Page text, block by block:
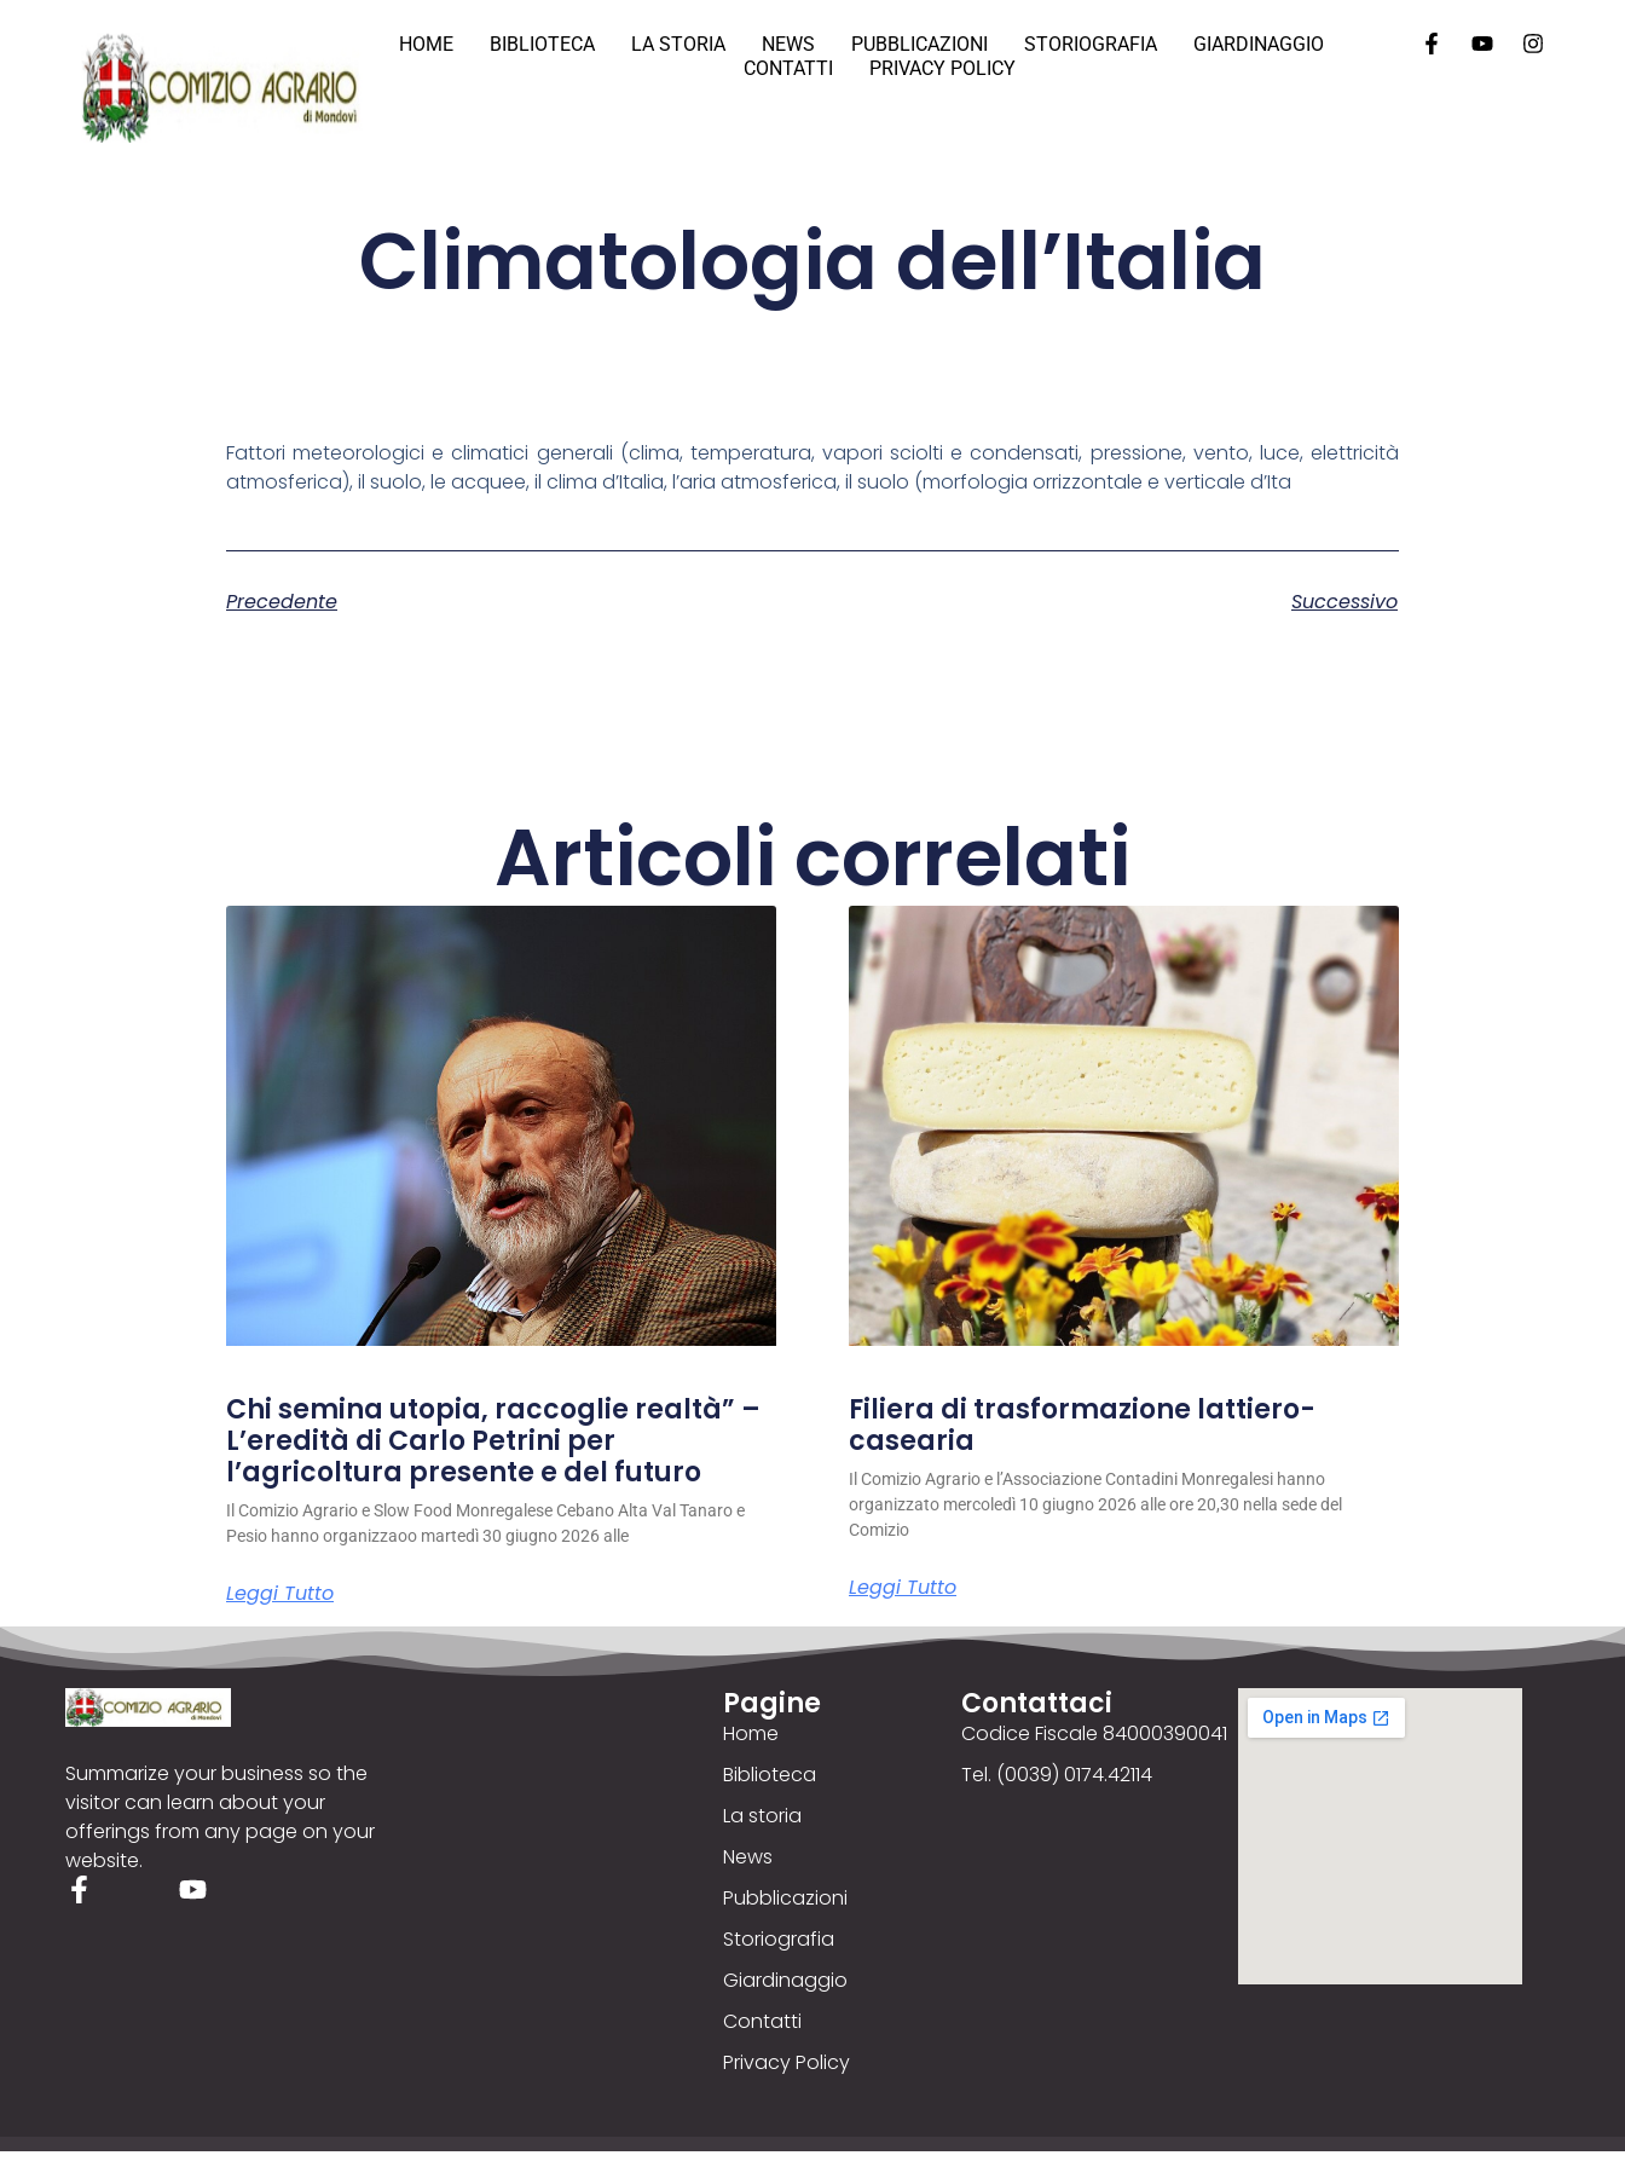
HOME BIBLIOTECA LA STORIA NEWS PUBBLICAZIONI STORIOGRAFIA
GIARDINAGGIO
CONTATTI
PRIVACY POLICY
Climatologia dell’Italia
Fattori meteorologici e climatici generali (clima, temperatura, vapori sciolti e condensati, pressione, vento, luce, elettricità
atmosferica), il suolo, le acquee, il clima d’Italia, l’aria atmosferica, il suolo (morfologia orrizzontale e verticale d’Ita
Precedente Successivo
Articoli correlati
Chi semina utopia, raccoglie realtà” –
L’eredità di Carlo Petrini per
l’agricoltura presente e del futuro
Il Comizio Agrario e Slow Food Monregalese Cebano Alta Val Tanaro e
Pesio hanno organizzaoo martedì 30 giugno 2026 alle
Leggi Tutto
Filiera di trasformazione lattiero-
casearia
Il Comizio Agrario e l’Associazione Contadini Monregalesi hanno
organizzato mercoledì 10 giugno 2026 alle ore 20,30 nella sede del
Comizio
Leggi Tutto
Summarize your business so the
visitor can learn about your
offerings from any page on your
website.
Pagine
Home
Biblioteca
La storia
News
Pubblicazioni
Storiografia
Giardinaggio
Contatti
Privacy Policy
Contattaci
Codice Fiscale 84000390041
Tel. (0039) 0174.42114